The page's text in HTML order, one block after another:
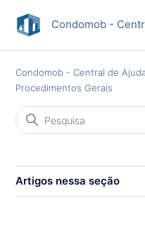
Condomob -
Condomob - Central de
Procedimentos Gerais
Artigos nessa seção